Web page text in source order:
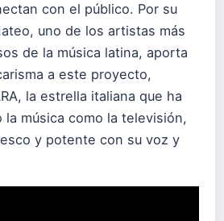
con el público. Por su
uno de los artistas más
de la música latina, aporta
a este proyecto,
la estrella italiana que ha
música como la televisión,
y potente con su voz y